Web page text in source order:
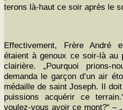
terons là-haut ce soir après le
Effec­tive­ment, Frère André
étaient à genoux ce soir-là au
clair­ière. „Pourquoi pri­ons-
deman­da le garçon d’un air
médaille de saint Joseph. Il
puis­sions acquérir ce
voulez-vous avoir ce mont?“ –